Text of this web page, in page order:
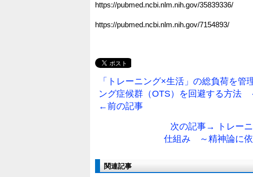
https://pubmed.ncbi.nlm.nih.gov/35839336/
https://pubmed.ncbi.nlm.nih.gov/7154893/
「トレーニング×生活」の総負荷を管
ング症候群（OTS）を回避する方法
←前の記事
次の記事→ トレー
仕組み ～精神論に依
関連記事